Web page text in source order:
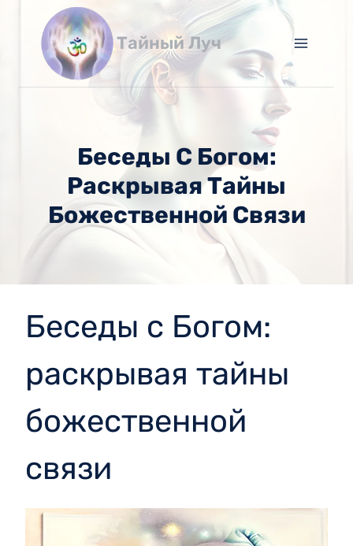
содержимому
Тайный Луч
Беседы С Богом:
Раскрывая Тайны
Божественной Связи
Беседы с Богом:
раскрывая тайны
божественной
связи